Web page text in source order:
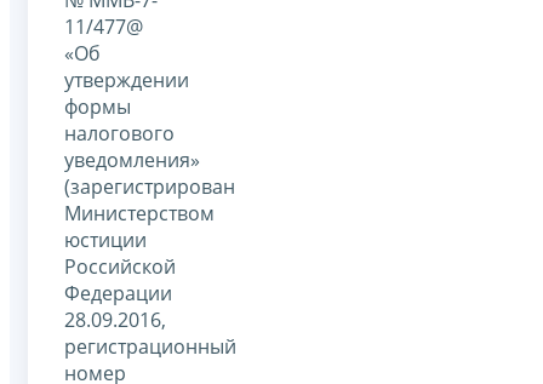
11/477@
«Об
утверждении
формы
налогового
уведомления»
(зарегистрирован
Министерством
юстиции
Российской
Федерации
28.09.2016,
регистрационный
номер